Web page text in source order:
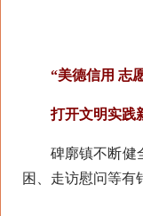
“美德信用 志
打开文明实践
碑廓镇不断健全
困、走访慰问等有